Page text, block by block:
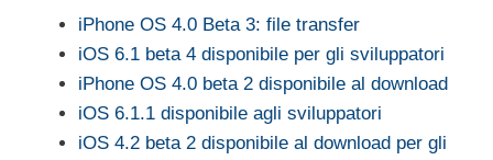
iPhone OS 4.0 Beta 3: file transfer
iOS 6.1 beta 4 disponibile per gli sviluppatori
iPhone OS 4.0 beta 2 disponibile al download
iOS 6.1.1 disponibile agli sviluppatori
iOS 4.2 beta 2 disponibile al download per gli